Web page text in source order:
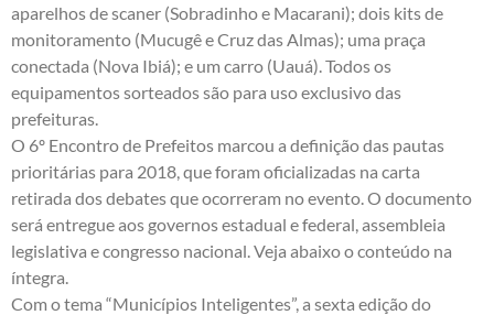
aparelhos de scaner (Sobradinho e Macarani); dois kits de
monitoramento (Mucugê e Cruz das Almas); uma praça
conectada (Nova Ibiá); e um carro (Uauá). Todos os
equipamentos sorteados são para uso exclusivo das
prefeituras.
O 6º Encontro de Prefeitos marcou a definição das pautas
prioritárias para 2018, que foram oficializadas na carta
retirada dos debates que ocorreram no evento. O documento
será entregue aos governos estadual e federal, assembleia
legislativa e congresso nacional. Veja abaixo o conteúdo na
íntegra.
Com o tema “Municípios Inteligentes”, a sexta edição do